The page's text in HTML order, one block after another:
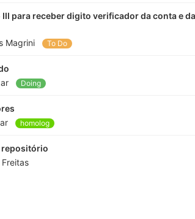
para receber digito verificador da conta e
Magrini To Do
Doing
homolog